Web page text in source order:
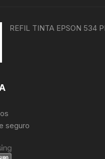
REFIL TINTA EPSON 534
seguro